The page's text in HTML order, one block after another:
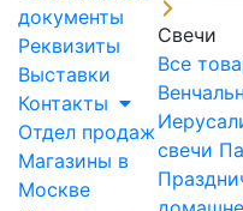
документы
Реквизиты
Выставки
Контакты
Отдел продаж
Магазины в
Москве
Свечи
Все
свечи